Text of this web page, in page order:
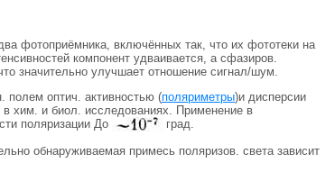
фотоприёмника, включённых так, что их фототеки на
компонент удваивается, а сфазиров.
значительно улучшает отношение сигнал/шум.
полем оптич. активностью (поляриметры)и дисперсии
хим. и биол. исследованиях. Применение в
поляризации До
град.
обнаруживаемая примесь поляризов. света зависит